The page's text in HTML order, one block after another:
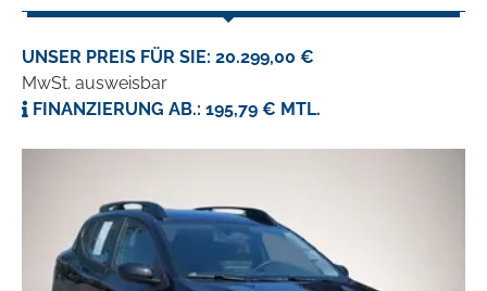
UNSER PREIS FÜR SIE: 20.299,00 €
MwSt. ausweisbar
FINANZIERUNG AB.: 195,79 € MTL.